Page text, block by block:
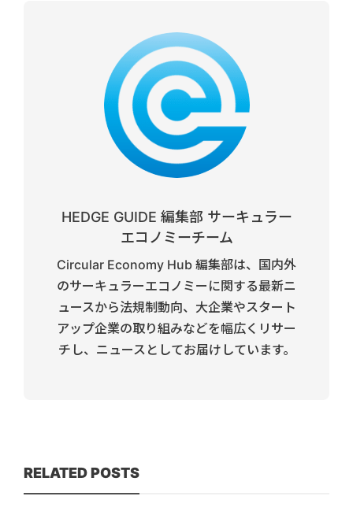
HEDGE GUIDE 編集部 サーキュラー
エコノミーチーム
Circular Economy Hub 編集部は、国内外
のサーキュラーエコノミーに関する最新ニ
ュースから法規制動向、大企業やスタート
アップ企業の取り組みなどを幅広くリサー
チし、ニュースとしてお届けしています。
RELATED POSTS